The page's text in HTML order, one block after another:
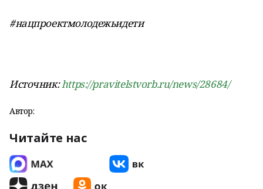
#нацпроектмолодежьидети
Источник:https://pravitelstvorb.ru/news/28684/
Автор:
Читайте нас